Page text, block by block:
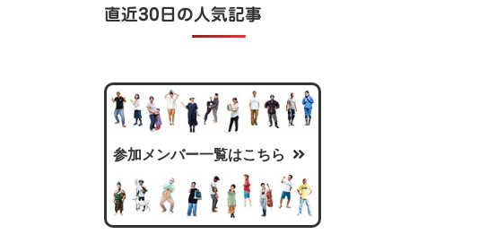
直近30日の人気記事
参加メンバー一覧はこちら